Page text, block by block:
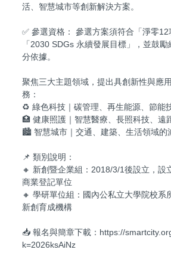
活、智慧城市等創新解決方案。
✅ 參選資格： 參選方案須符合「淨零12
「2030 SDGs 永續發展目標」，並鼓
分依據。
聚焦三大主題領域，提出具創新性與應
務：
♻️ 綠色科技｜碳管理、再生能源、節能
🏥 健康照護｜智慧醫療、長照科技、遠
🏙️ 智慧城市｜交通、建築、生活領域的
📌 類別說明：
🔸 新創暨企業組：2018/3/1後設立，設
商業登記單位
🔸 學研單位組：國內公私立大學院校系
新創育成機構
📥 報名與簡章下載：https://
k=2026ksAiNz